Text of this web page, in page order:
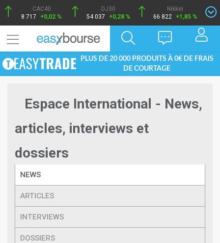
CAC40
8 717
+0,02 %
DJ30
54 037
+0,28 %
Nikkei
66 822
+1,85 %
PLUS DE 20 000 PRODUITS À 0€ DE FRAIS
DE COURTAGE
Espace International - News,
articles, interviews et
dossiers
NEWS
ARTICLES
INTERVIEWS
DOSSIERS